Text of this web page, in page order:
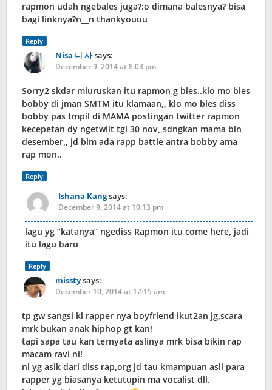
rapmon udah ngebales juga?:o dimana balesnya? bisa
bagi linknya?n__n thankyouuu
Reply
Nisa 니 사says:
December 9, 2014 at 8:03 pm
Sorry2 skdar mluruskan itu rapmon g bles..klo mo bles
bobby di jman SMTM itu klamaan,, klo mo bles diss
bobby pas tmpil di MAMA postingan twitter rapmon
kecepetan dy ngetwiit tgl 30 nov,,sdngkan mama bln
desember,, jd blm ada rapp battle antra bobby ama
rap mon..
Reply
Ishana Kangsays:
December 9, 2014 at 10:13 pm
lagu yg “katanya” ngediss Rapmon itu come here, jadi
itu lagu baru
Reply
misstysays:
December 10, 2014 at 12:15 am
tp gw sangsi kl rapper nya boyfriend ikut2an jg,scara
mrk bukan anak hiphop gt kan!
tapi sapa tau kan ternyata aslinya mrk bisa bikin rap
macam ravi ni!
ni yg asik dari diss rap,org jd tau kmampuan asli para
rapper yg biasanya ketutupin ma vocalist dll.